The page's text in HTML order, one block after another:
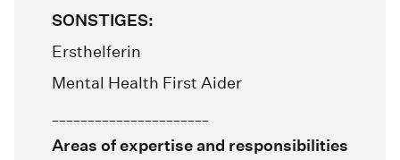
SONSTIGES:
Ersthelferin
Mental Health First Aider
Areas of expertise and responsibilities